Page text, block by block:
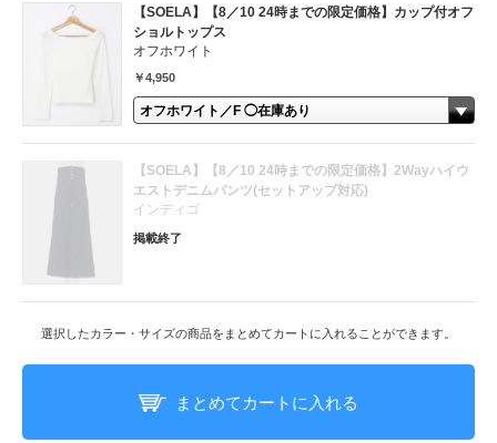
【SOELA】【8／10 24時までの限定価格】カップ付オフ
ショルトップス
オフホワイト
￥4,950
【SOELA】【8／10 24時までの限定価格】2Wayハイウ
エストデニムパンツ(セットアップ対応)
インディゴ
掲載終了
選択したカラー・サイズの商品をまとめてカートに入れることができます。
まとめてカートに入れる